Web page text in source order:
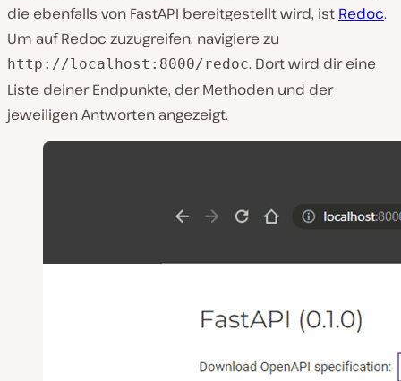
die ebenfalls von FastAPI bereitgestellt wird, ist Redoc.
Um auf Redoc zuzugreifen, navigiere zu
http://localhost:8000/redoc. Dort wird dir eine
Liste deiner Endpunkte, der Methoden und der
jeweiligen Antworten angezeigt.